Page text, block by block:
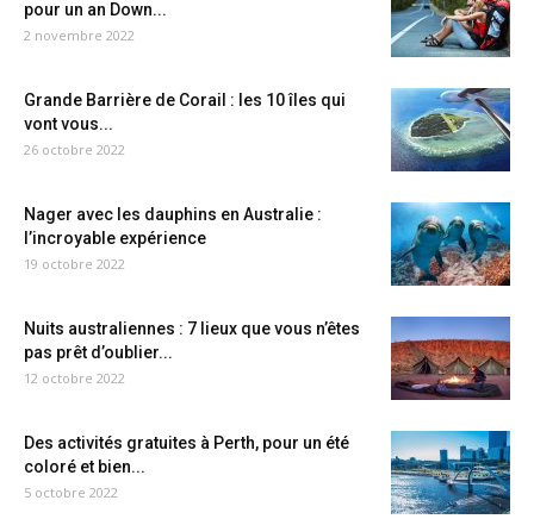
pour un an Down...
2 novembre 2022
Grande Barrière de Corail : les 10 îles qui
vont vous...
26 octobre 2022
Nager avec les dauphins en Australie :
l’incroyable expérience
19 octobre 2022
Nuits australiennes : 7 lieux que vous n’êtes
pas prêt d’oublier...
12 octobre 2022
Des activités gratuites à Perth, pour un été
coloré et bien...
5 octobre 2022